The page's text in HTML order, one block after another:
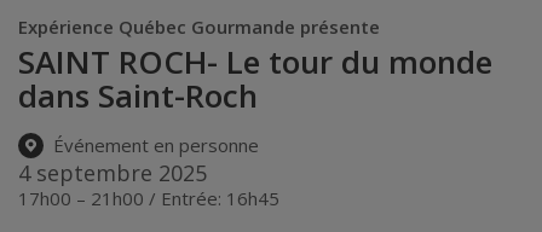
Expérience Québec Gourmande présente
SAINT ROCH- Le tour du monde
dans Saint-Roch
Événement en personne
4 septembre 2025
17h00 – 21h00 / Entrée: 16h45